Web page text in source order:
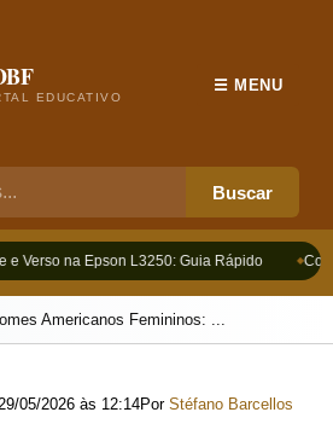
EDUCATIVO
Buscar
☰ MENU
Verso na Epson L3250: Guia Rápido
Americanos Femininos: ...
29/05/2026 às 12:14Por Stéfano Barcellos